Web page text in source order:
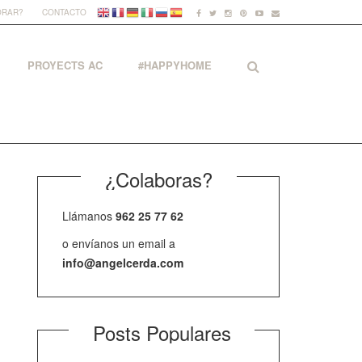
CONTACTO
PROYECTS AC #HAPPYHOME
¿Colaboras?
Llámanos 962 25 77 62
o envíanos un email a
info@angelcerda.com
Posts Populares